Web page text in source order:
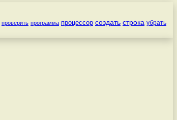
проверить программа процессор создать строка убрать